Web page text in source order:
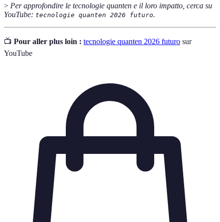
> Per approfondire le tecnologie quanten e il loro impatto, cerca su
YouTube: tecnologie quanten 2026 futuro.
📺 Pour aller plus loin : tecnologie quanten 2026 futuro sur
YouTube